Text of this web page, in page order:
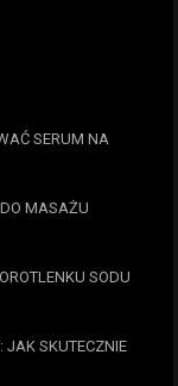
SERUM NA
MASAŻU
SODU
JAK SKUTECZNIE